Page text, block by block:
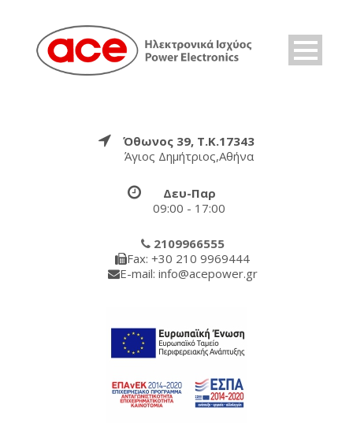
Όθωνος 39, Τ.Κ.17343
Άγιος Δημήτριος,Αθήνα
Δευ-Παρ
09:00 - 17:00
2109966555
Fax: +30 210 9969444
E-mail: info@acepower.gr